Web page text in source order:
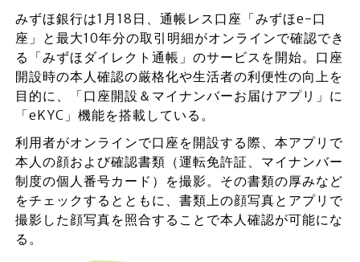
みずほ銀行は1月18日、通帳レス口座「みずほe-口
座」と最大10年分の取引明細がオンラインで確認でき
る「みずほダイレクト通帳」のサービスを開始。口座
開設時の本人確認の厳格化や生活者の利便性の向上を
目的に、「口座開設＆マイナンバーお届けアプリ」に
「eKYC」機能を搭載している。
利用者がオンラインで口座を開設する際、本アプリで
本人の顔および確認書類（運転免許証、マイナンバー
制度の個人番号カード）を撮影。その書類の厚みなど
をチェックするとともに、書類上の顔写真とアプリで
撮影した顔写真を照合することで本人確認が可能にな
る。